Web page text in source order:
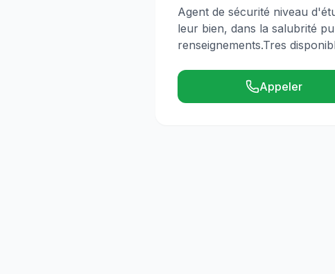
Agent de sécurité niveau
leur bien, dans la salubrité
renseignements.Tres
Appeler